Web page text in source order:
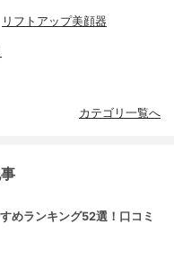
リフトアップ美顔器
カテゴリ一覧へ
めランキング52選！口コミ